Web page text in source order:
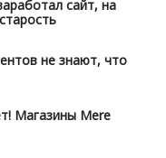
сайт, на
не знают, что
Магазины Mere